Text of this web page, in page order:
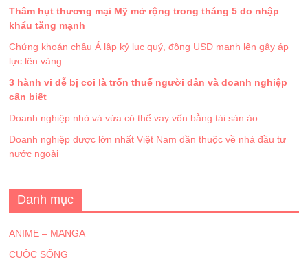
Thâm hụt thương mại Mỹ mở rộng trong tháng 5 do nhập
khẩu tăng mạnh
Chứng khoán châu Á lập kỷ lục quý, đồng USD mạnh lên gây áp
lực lên vàng
3 hành vi dễ bị coi là trốn thuế người dân và doanh nghiệp
cần biết
Doanh nghiệp nhỏ và vừa có thể vay vốn bằng tài sản ảo
Doanh nghiệp dược lớn nhất Việt Nam dần thuộc về nhà đầu tư
nước ngoài
Danh mục
ANIME – MANGA
CUỘC SỐNG